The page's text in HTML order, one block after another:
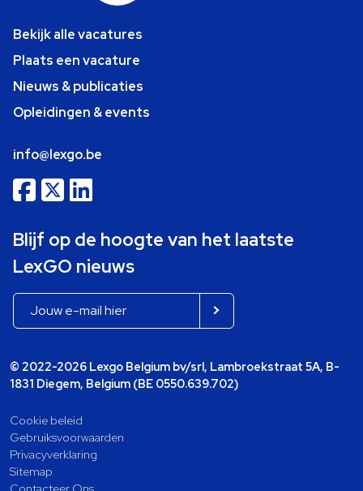
Bekijk alle vacatures
Plaats een vacature
Nieuws & publicaties
Opleidingen & events
info@lexgo.be
Blijf op de hoogte van het laatste
LexGO nieuws
© 2022-2026 Lexgo Belgium bv/srl, Lambroekstraat 5A, B-
1831 Diegem, Belgium (BE 0550.639.702)
Cookie beleid
Gebruiksvoorwaarden
Privacyverklaring
Sitemap